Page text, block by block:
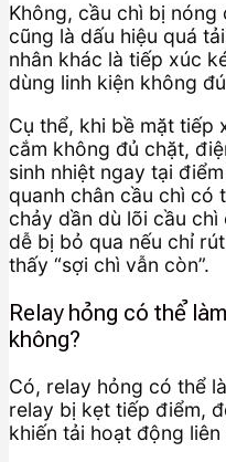
Không, cầu chì bị
cũng là dấu hiệu quá
nhân khác là tiếp xúc
dùng linh kiện không
Cụ thể, khi bề mặt tiếp
cắm không đủ chặt,
sinh nhiệt ngay tại
quanh chân cầu chì có
chảy dần dù lõi cầu
dễ bị bỏ qua nếu chỉ
thấy “sợi chì vẫn còn”.
Relay hỏng có thể
không?
Có, relay hỏng có thể
relay bị kẹt tiếp điểm,
khiến tải hoạt động